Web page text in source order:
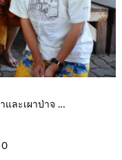
และเผาป่าจ …
0